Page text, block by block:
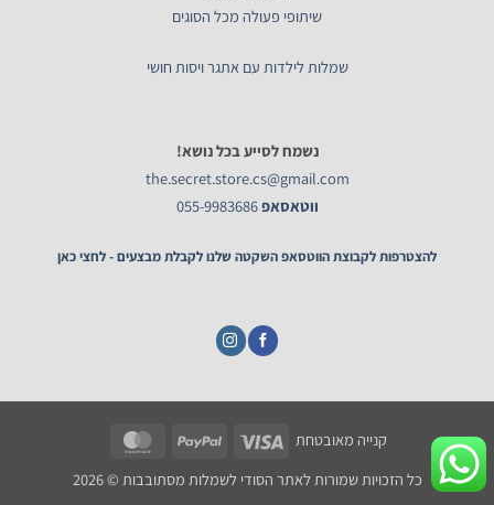
שיתופי פעולה מכל הסוגים
שמלות לילדות עם אתגר ויסות חושי
נשמח לסייע בכל נושא!
the.secret.store.cs@gmail.com
ווטאסאפ055-9983686
להצטרפות לקבוצת הווטסאפ השקטה שלנו לקבלת מבצעים - לחצי כאן
קנייה מאובטחת Visa
PayPal
כל הזכויות שמורות לאתר הסודי לשמלות מסתובבות © 2026